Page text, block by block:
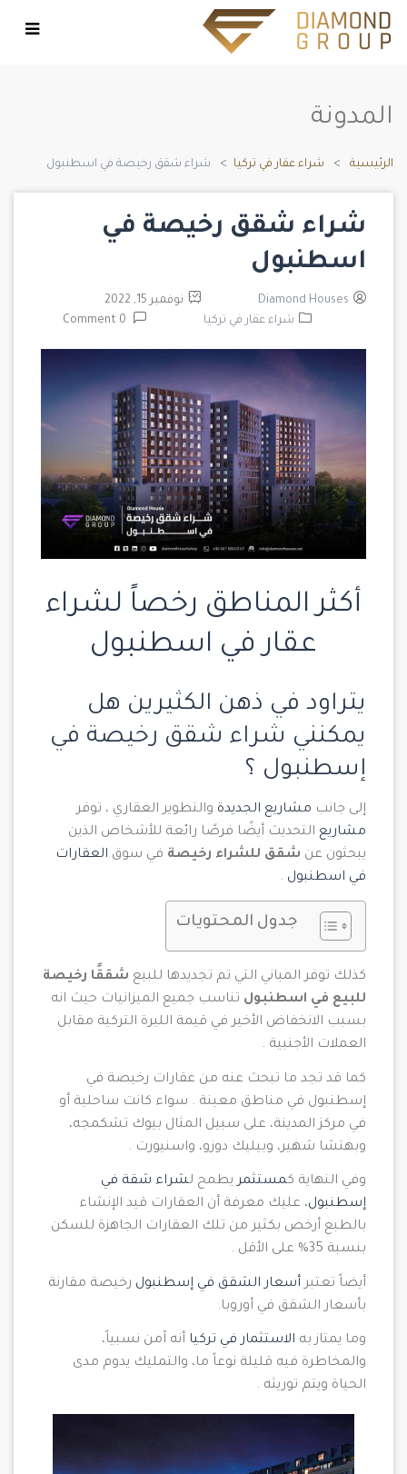
المدونة
الرئيسية شراء عقار في تركيا شراء شقق رخيصة في اسطنبول
شراء شقق رخيصة في
اسطنبول
Diamond Houses
نوفمبر 15, 2022
شراء عقار في تركيا
أكثر المناطق رخصاً لشراء
عقار في اسطنبول
يتراود في ذهن الكثيرين هل
يمكنني شراء شقق رخيصة في
إسطنبول ؟
إلى جانب مشاريع الجديدة والتطوير العقاري ، توفر
مشاريع التحديث أيضًا فرصًا رائعة للأشخاص الذين
يبحثون عن شقق للشراء رخيصة في سوق العقارات
في اسطنبول .
جدول المحتويات
كذلك توفر المباني التي تم تجديدها للبيع شققًا رخيصة
للبيع في اسطنبول تناسب جميع الميزانيات حيث انه
بسبب الانخفاض الأخير في قيمة الليرة التركية مقابل
العملات الأجنبية .
كما قد تجد ما تبحث عنه من عقارات رخيصة في
إسطنبول في مناطق معينة . سواء كانت ساحلية أو
في مركز المدينة، على سبيل المثال بيوك تشكمجه،
وبهتشا شهير، وبيليك دوزو، واسنيورت .
وفي النهاية كمستثمريطمح لشراء شقة في
إسطنبول، عليك معرفة أن العقارات قيد الإنشاء
بالطبع أرخص بكثير من تلك العقارات الجاهزة للسكن
بنسبة 35% على الأقل .
أيضاً تعتبر أسعار الشقق في إسطنبول رخيصة مقارنة
بأسعار الشقق في أوروبا.
وما يمتاز به الاستثمار في تركيا أنه آمن نسبياً،
والمخاطرة فيه قليلة نوعاً ما، والتمليك يدوم مدى
الحياة ويتم توريثه .